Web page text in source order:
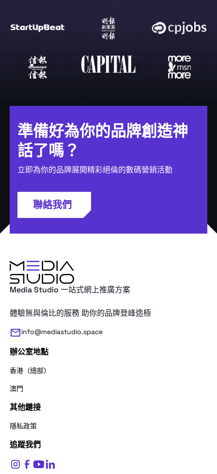
準備好為你的品牌創造神
話了嗎？
立即為你的品牌展開精彩絕倫的數碼營銷活動
聯絡我們
Media Studio 一站式網上推廣方案
體驗無與倫比的服務 助你的品牌登峰造極
info@mediastudio.space
辦公室地點
香港（總部）
澳門
其他鏈接
隱私政策
追蹤我們
$0
感謝您的查詢。請問我們應該怎麼稱呼
姓名*